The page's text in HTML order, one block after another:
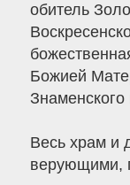
обитель
Божией
Весь храм и
верующими,